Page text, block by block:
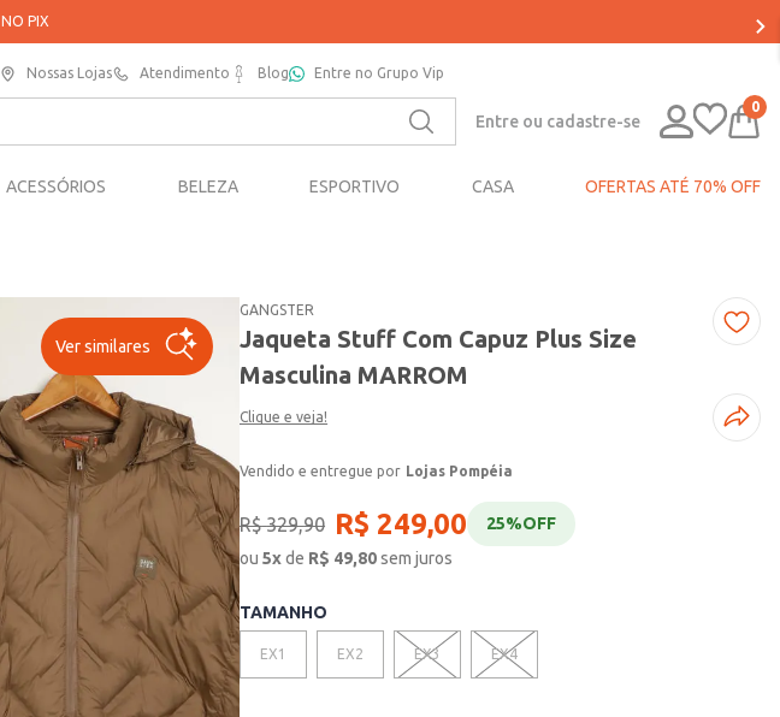
5X SEM JUROS*
Nossas Lojas Atendimento Blog Entre no Grupo Vip
Entre ou cadastre-se
0
ACESSÓRIOS BELEZA ESPORTIVO CASA OFERTAS ATÉ 70% OFF
Ver similares
GANGSTER
Jaqueta Stuff Com Capuz Plus Size
Masculina MARROM
Clique e veja!
Lojas Pompéia
R$ 329,90 R$ 249,00 25%OFF
ou5xde R$ 49,80sem juros
TAMANHO
EX1 EX2 EX3 EX4